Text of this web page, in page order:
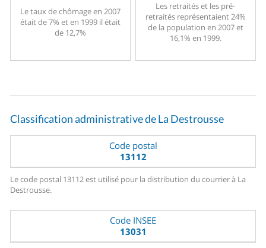
Le taux de chômage en 2007
était de 7% et en 1999 il était
de 12,7%
Les retraités et les pré-
retraités représentaient 24%
de la population en 2007 et
16,1% en 1999.
Classification administrative de La Destrousse
Code postal
13112
Le code postal 13112 est utilisé pour la distribution du courrier à La
Destrousse.
Code INSEE
13031